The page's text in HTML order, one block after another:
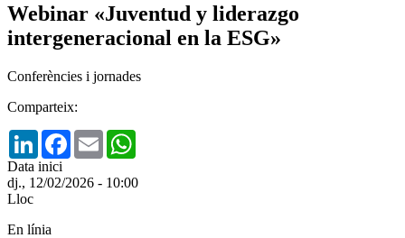
Webinar «Juventud y liderazgo
intergeneracional en la ESG»
Conferències i jornades
Comparteix:
LinkedInFacebook
Email
Data inici
dj., 12/02/2026 - 10:00
Lloc
En línia